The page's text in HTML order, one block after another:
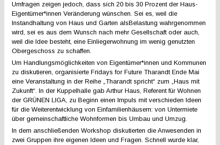
Umfragen zeigen jedoch, dass sich 20 bis 30 Prozent der Haus-
Eigentümer*innen Veränderung wünschen. Sei es, weil die
Instandhaltung von Haus und Garten alsBelastung wahrgenommen
wird, sei es aus dem Wunsch nach mehr Gesellschaft oder auch,
weil die Idee besteht, eine Einliegerwohnung im wenig genutzten
Obergeschoss zu schaffen.
Um Handlungsmöglichkeiten von Eigentümer*innen und Kommunen
zu diskutieren, organisierte Fridays for Future Tharandt Ende Mai
eine Veranstaltung in der Reihe „Tharandt spricht“ zum „Haus mit
Zukunft“. In der Kuppelhalle gab Arthur Haus, Referent für Wohnen
der GRÜNEN LIGA, zu Beginn einen Impuls mit verschieden Ideen
für die Weiterentwicklung von Einfamilienhäusern: von Untermiete
über gemeinschaftliche Wohnformen bis Umbau und Umzug.
In dem anschließenden Workshop diskutierten die Anwesenden in
zwei Gruppen ihre eigenen Ideen und Fragen. Schnell wurde klar,